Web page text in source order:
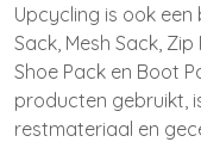
Upcycling is ook
Sack, Mesh Sack,
Shoe Pack en Boot
producten gebruikt,
restmateriaal en